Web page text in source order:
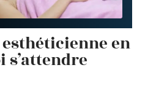
esthéticienne en
s’attendre